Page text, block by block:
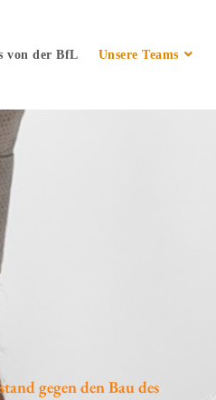
von der BfL Unsere Teams
gegen den Bau des